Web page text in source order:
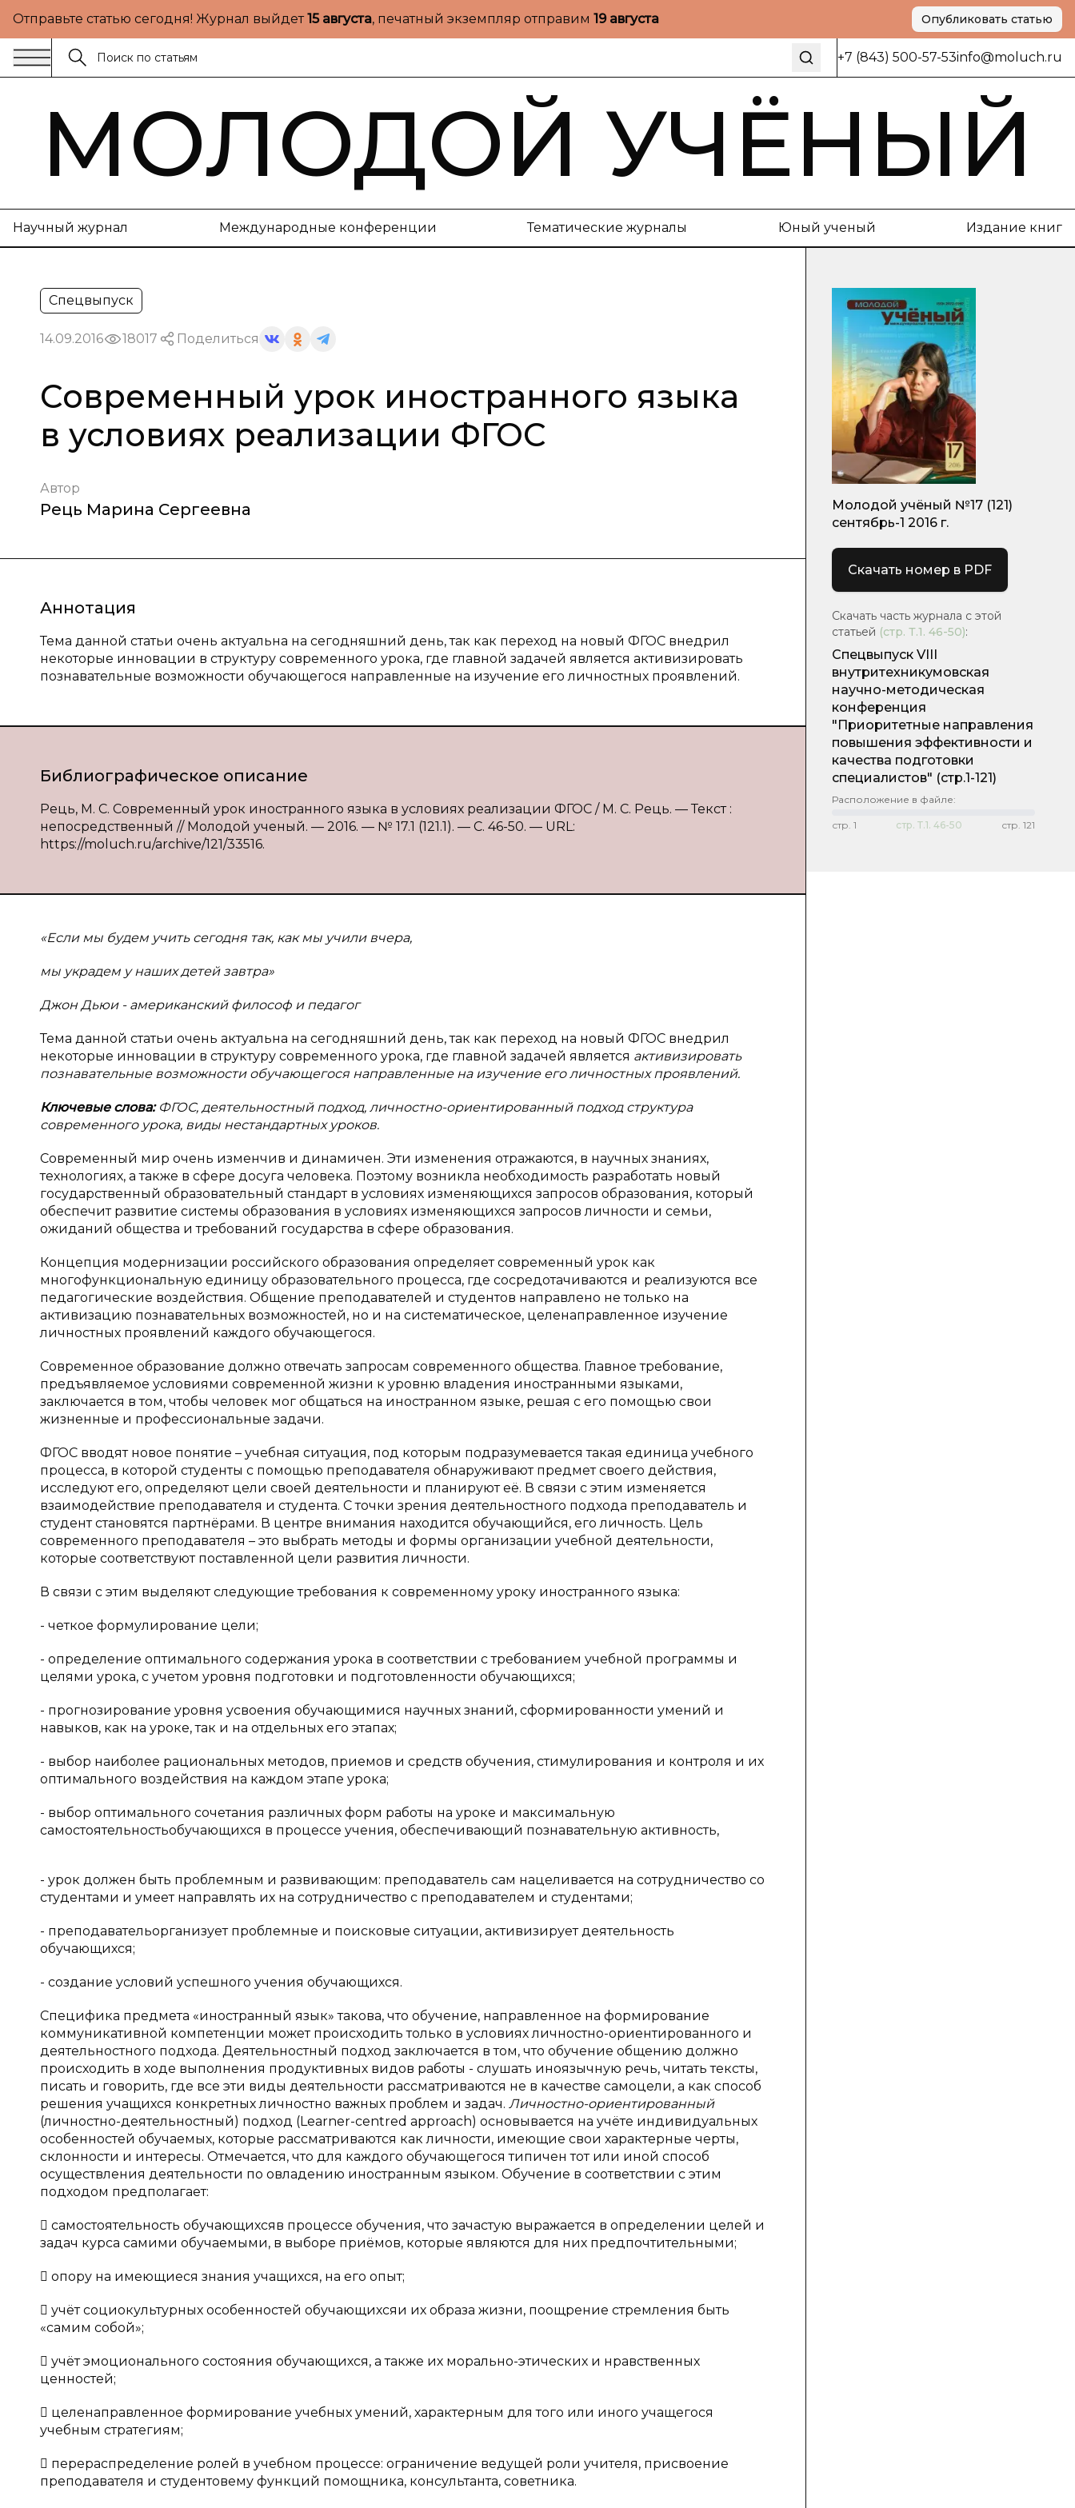
Отправьте статью сегодня! Журнал выйдет15 августа, печатный экземпляр отправим 19 августа Опубликовать статью
+7 (843) 500-57-53info@moluch.ru
МОЛОДОЙ УЧЁНЫЙ
Научный журнал Международные конференции Тематические журналы Юный ученый Издание книг
Спецвыпуск
14.09.2016 18017 Поделиться
Современный урок иностранного языка
в условиях реализации ФГОС
Автор
Рець Марина Сергеевна
Аннотация
Тема данной статьи очень актуальна на сегодняшний день, так как переход на новый ФГОС внедрил
некоторые инновации в структуру современного урока, где главной задачей является активизировать
познавательные возможности обучающегося направленные на изучение его личностных проявлений.
Библиографическое описание
Рець, М. С. Современный урок иностранного языка в условиях реализации ФГОС / М. С. Рець. — Текст :
непосредственный // Молодой ученый. — 2016. — № 17.1 (121.1). — С. 46-50. — URL:
https://moluch.ru/archive/121/33516.
«Если мы будем учить сегодня так, как мы учили вчера,
мы украдем у наших детей завтра»
Джон Дьюи - американский философ и педагог
Тема данной статьи очень актуальна на сегодняшний день, так как переход на новый ФГОС внедрил
некоторые инновации в структуру современного урока, где главной задачей является активизировать
познавательные возможности обучающегося направленные на изучение его личностных проявлений.
Ключевые слова: ФГОС, деятельностный подход, личностно-ориентированный подход структура
современного урока, виды нестандартных уроков.
Современный мир очень изменчив и динамичен. Эти изменения отражаются, в научных знаниях,
технологиях, а также в сфере досуга человека. Поэтому возникла необходимость разработать новый
государственный образовательный стандарт в условиях изменяющихся запросов образования, который
обеспечит развитие системы образования в условиях изменяющихся запросов личности и семьи,
ожиданий общества и требований государства в сфере образования.
Концепция модернизации российского образования определяет современный урок как
многофункциональную единицу образовательного процесса, где сосредотачиваются и реализуются все
педагогические воздействия. Общение преподавателей и студентов направлено не только на
активизацию познавательных возможностей, но и на систематическое, целенаправленное изучение
личностных проявлений каждого обучающегося.
Современное образование должно отвечать запросам современного общества. Главное требование,
предъявляемое условиями современной жизни к уровню владения иностранными языками,
заключается в том, чтобы человек мог общаться на иностранном языке, решая с его помощью свои
жизненные и профессиональные задачи.
ФГОС вводят новое понятие – учебная ситуация, под которым подразумевается такая единица учебного
процесса, в которой студенты с помощью преподавателя обнаруживают предмет своего действия,
исследуют его, определяют цели своей деятельности и планируют её. В связи с этим изменяется
взаимодействие преподавателя и студента. С точки зрения деятельностного подхода преподаватель и
студент становятся партнёрами. В центре внимания находится обучающийся, его личность. Цель
современного преподавателя – это выбрать методы и формы организации учебной деятельности,
которые соответствуют поставленной цели развития личности.
В связи с этим выделяют следующие требования к современному уроку иностранного языка:
- четкое формулирование цели;
- определение оптимального содержания урока в соответствии с требованием учебной программы и
целями урока, с учетом уровня подготовки и подготовленности обучающихся;
- прогнозирование уровня усвоения обучающимися научных знаний, сформированности умений и
навыков, как на уроке, так и на отдельных его этапах;
- выбор наиболее рациональных методов, приемов и средств обучения, стимулирования и контроля и их
оптимального воздействия на каждом этапе урока;
- выбор оптимального сочетания различных форм работы на уроке и максимальную
самостоятельностьобучающихся в процессе учения, обеспечивающий познавательную активность,
- урок должен быть проблемным и развивающим: преподаватель сам нацеливается на сотрудничество со
студентами и умеет направлять их на сотрудничество с преподавателем и студентами;
- преподавательорганизует проблемные и поисковые ситуации, активизирует деятельность
обучающихся;
- создание условий успешного учения обучающихся.
Специфика предмета «иностранный язык» такова, что обучение, направленное на формирование
коммуникативной компетенции может происходить только в условиях личностно-ориентированного и
деятельностного подхода. Деятельностный подход заключается в том, что обучение общению должно
происходить в ходе выполнения продуктивных видов работы - слушать иноязычную речь, читать тексты,
писать и говорить, где все эти виды деятельности рассматриваются не в качестве самоцели, а как способ
решения учащихся конкретных личностно важных проблем и задач. Личностно-ориентированный
(личностно-деятельностный) подход (Learner-centred approach) основывается на учёте индивидуальных
особенностей обучаемых, которые рассматриваются как личности, имеющие свои характерные черты,
склонности и интересы. Отмечается, что для каждого обучающегося типичен тот или иной способ
осуществления деятельности по овладению иностранным языком. Обучение в соответствии с этим
подходом предполагает:
 самостоятельность обучающихсяв процессе обучения, что зачастую выражается в определении целей и
задач курса самими обучаемыми, в выборе приёмов, которые являются для них предпочтительными;
 опору на имеющиеся знания учащихся, на его опыт;
 учёт социокультурных особенностей обучающихсяи их образа жизни, поощрение стремления быть
«самим собой»;
 учёт эмоционального состояния обучающихся, а также их морально-этических и нравственных
ценностей;
 целенаправленное формирование учебных умений, характерным для того или иного учащегося
учебным стратегиям;
 перераспределение ролей в учебном процессе: ограничение ведущей роли учителя, присвоение
преподавателя и студентовему функций помощника, консультанта, советника.
Молодой учёный №17 (121)
сентябрь-1 2016 г.
Скачать номер в PDF
Скачать часть журнала с этой
статьей (стр. Т.1. 46-50):
Спецвыпуск VIII
внутритехникумовская
научно-методическая
конференция
"Приоритетные направления
повышения эффективности и
качества подготовки
специалистов" (стр.1-121)
Расположение в файле:
стр. 1 стр. Т.1. 46-50 стр. 121